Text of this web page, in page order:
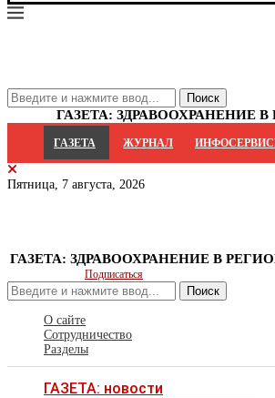
ГАЗЕТА: ЗДРАВООХРАНЕНИЕ
ГАЗЕТА ЖУРНАЛ
Пятница, 7 августа, 2026
ГАЗЕТА: ЗДРАВООХРАНЕНИЕ В
Подписаться
Поиск
О сайте
Сотрудничество
Разделы
ГАЗЕТА: новости